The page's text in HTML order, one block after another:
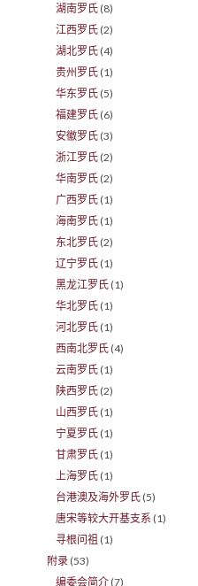
湖南罗氏 (8)
江西罗氏 (2)
湖北罗氏 (4)
贵州罗氏 (1)
华东罗氏 (5)
福建罗氏 (6)
安徽罗氏 (3)
浙江罗氏 (2)
华南罗氏 (2)
广西罗氏 (1)
海南罗氏 (1)
东北罗氏 (2)
辽宁罗氏 (1)
黑龙江罗氏 (1)
华北罗氏 (1)
河北罗氏 (1)
西南北罗氏 (4)
云南罗氏 (1)
陕西罗氏 (2)
山西罗氏 (1)
宁夏罗氏 (1)
甘肃罗氏 (1)
上海罗氏 (1)
台港澳及海外罗氏 (5)
唐宋等较大开基支系 (1)
寻根问祖 (1)
附录 (53)
编委会简介 (7)